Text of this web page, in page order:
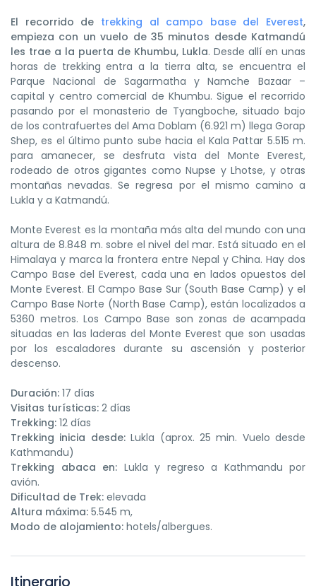
El recorrido de trekking al campo base del Everest,
empieza con un vuelo de 35 minutos desde Katmandú
les trae a la puerta de Khumbu, Lukla. Desde allí en unas
horas de trekking entra a la tierra alta, se encuentra el
Parque Nacional de Sagarmatha y Namche Bazaar –
capital y centro comercial de Khumbu. Sigue el recorrido
pasando por el monasterio de Tyangboche, situado bajo
de los contrafuertes del Ama Doblam (6.921 m) llega Gorap
Shep, es el último punto sube hacia el Kala Pattar 5.515 m.
para amanecer, se desfruta vista del Monte Everest,
rodeado de otros gigantes como Nupse y Lhotse, y otras
montañas nevadas. Se regresa por el mismo camino a
Lukla y a Katmandú.
Monte Everest es la montaña más alta del mundo con una
altura de 8.848 m. sobre el nivel del mar. Está situado en el
Himalaya y marca la frontera entre Nepal y China. Hay dos
Campo Base del Everest, cada una en lados opuestos del
Monte Everest. El Campo Base Sur (South Base Camp) y el
Campo Base Norte (North Base Camp), están localizados a
5360 metros. Los Campo Base son zonas de acampada
situadas en las laderas del Monte Everest que son usadas
por los escaladores durante su ascensión y posterior
descenso.
Duración: 17 días
Visitas turísticas: 2 días
Trekking: 12 días
Trekking inicia desde:Lukla (aprox. 25 min. Vuelo desde
Kathmandu)
Trekking abaca en: Lukla y regreso a Kathmandu por
avión.
Dificultad de Trek: elevada
Altura máxima: 5.545 m,
Modo de alojamiento: hotels/albergues.
Itinerario